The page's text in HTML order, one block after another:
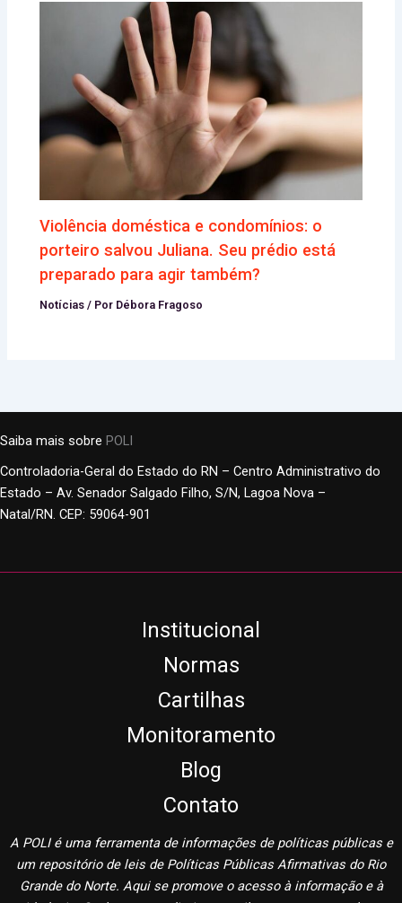
Violência doméstica e condomínios: o
porteiro salvou Juliana. Seu prédio está
preparado para agir também?
Notícias / Por Débora Fragoso
Saiba mais sobre POLI
Controladoria-Geral do Estado do RN – Centro Administrativo do
Estado – Av. Senador Salgado Filho, S/N, Lagoa Nova –
Natal/RN. CEP: 59064-901
Institucional
Normas
Cartilhas
Monitoramento
Blog
Contato
A POLI é uma ferramenta de informações de políticas públicas e
um repositório de leis de Políticas Públicas Afirmativas do Rio
Grande do Norte. Aqui se promove o acesso à informação e à